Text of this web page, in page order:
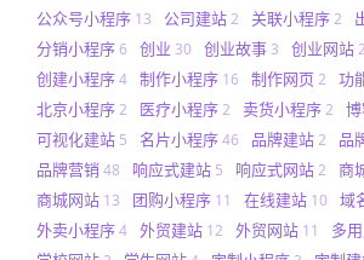
公众号小程序 13 公司建站2 关联小程序2
分销小程序6 创业 30 创业故事 3 创业网站2
创建小程序4 制作小程序 16 制作网页 2 功
北京小程序2 医疗小程序2 卖货小程序2
可视化建站 5 名片小程序46 品牌建站2 品
品牌营销 48 响应式建站 5 响应式网站2 商
商城网站 13 团购小程序 11 在线建站 10 域
外卖小程序4 外贸建站 12 外贸网站 11 多